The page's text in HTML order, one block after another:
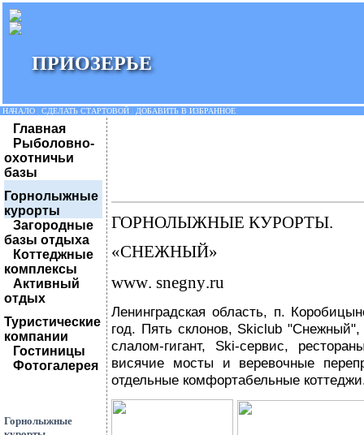
ПРИОЗЕРЬЕ
НАЧАЛО СДЕЛАТЬ СТАРТОВОЙ ДОБАВИТЬ В ИЗБРАННОЕ
Главная
Рыболовно-
охотничьи
базы
Горнолыжные
курорты
Загородные
базы отдыха
Коттеджные
комплексы
Активный
отдых
Туристические
компании
Гостиницы
Фотогалерея
Горнолыжные
ГОРНОЛЫЖНЫЕ КУРОРТЫ.
«СНЕЖНЫЙ»
www. snegny.ru
Ленинградская область, п.
год. Пять склонов, Skiclub "Снежный",
слалом-гигант, Ski-сервис,
висячие мосты и веревочные
отдельные комфортабельные